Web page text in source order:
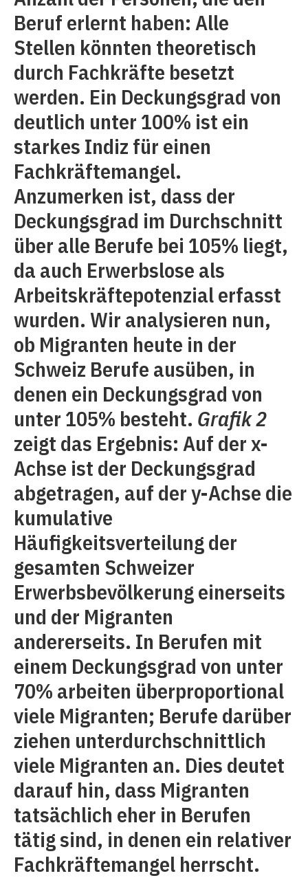
Beruf erlernt haben: Alle
Stellen könnten theoretisch
durch Fachkräfte besetzt
werden. Ein Deckungsgrad von
deutlich unter 100% ist ein
starkes Indiz für einen
Fachkräftemangel.
Anzumerken ist, dass der
Deckungsgrad im Durchschnitt
über alle Berufe bei 105% liegt,
da auch Erwerbslose als
Arbeitskräftepotenzial erfasst
wurden. Wir analysieren nun,
ob Migranten heute in der
Schweiz Berufe ausüben, in
denen ein Deckungsgrad von
unter 105% besteht. Grafik 2
zeigt das Ergebnis: Auf der x-
Achse ist der Deckungsgrad
abgetragen, auf der y-Achse die
kumulative
Häufigkeitsverteilung der
gesamten Schweizer
Erwerbsbevölkerung einerseits
und der Migranten
andererseits. In Berufen mit
einem Deckungsgrad von unter
70% arbeiten überproportional
viele Migranten; Berufe darüber
ziehen unterdurchschnittlich
viele Migranten an. Dies deutet
darauf hin, dass Migranten
tatsächlich eher in Berufen
tätig sind, in denen ein relativer
Fachkräftemangel herrscht.